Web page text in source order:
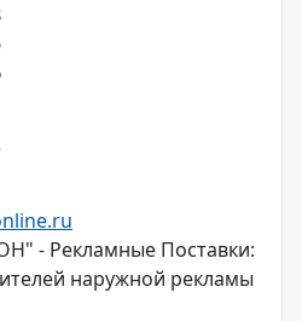
- Рекламные Поставки:
наружной рекламы